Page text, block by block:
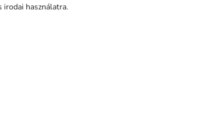
használatra.